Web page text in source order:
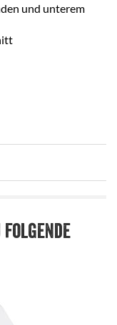
und unterem
folgende